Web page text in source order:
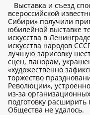
Выставка и съезд
всероссийской
Сибири» получили
юбилейной выставке
искусства в
искусства народов
лучшую зарисовку
сцен, панорам,
«художественно
торжество
Революции»,
из-за
подготовку
Общества не удалось.